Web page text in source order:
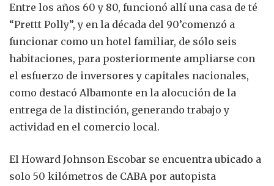
Entre los años 60 y 80, funcionó allí una casa de té
“Prettt Polly”, y en la década del 90’comenzó a
funcionar como un hotel familiar, de sólo seis
habitaciones, para posteriormente ampliarse con
el esfuerzo de inversores y capitales nacionales,
como destacó Albamonte en la alocución de la
entrega de la distinción, generando trabajo y
actividad en el comercio local.
El Howard Johnson Escobar se encuentra ubicado a
solo 50 kilómetros de CABA por autopista